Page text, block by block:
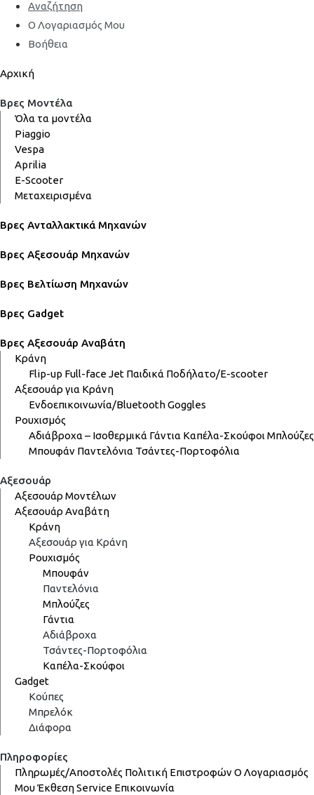
Αναζήτηση
Ο Λογαριασμός Μου
Βοήθεια
Αρχική
Βρες Μοντέλα
Όλα τα μοντέλα
Piaggio
Vespa
Aprilia
E-Scooter
Μεταχειρισμένα
Βρες Ανταλλακτικά Μηχανών
Βρες Αξεσουάρ Μηχανών
Βρες Βελτίωση Μηχανών
Βρες Gadget
Βρες Αξεσουάρ Αναβάτη
Κράνη
Flip-up Full-faceJet Παιδικά Ποδήλατο/E-scooter
Αξεσουάρ για Κράνη
Ενδοεπικοινωνία/BluetoothGoggles
Ρουχισμός
Αδιάβροχα – Ισοθερμικά Γάντια Καπέλα-Σκούφοι Μπλούζες
Μπουφάν Παντελόνια Τσάντες-Πορτοφόλια
Αξεσουάρ
Αξεσουάρ Μοντέλων
Αξεσουάρ Αναβάτη
Κράνη
Αξεσουάρ για Κράνη
Ρουχισμός
Μπουφάν
Παντελόνια
Μπλούζες
Γάντια
Αδιάβροχα
Τσάντες-Πορτοφόλια
Καπέλα-Σκούφοι
Gadget
Κούπες
Μπρελόκ
Διάφορα
Πληροφορίες
Πληρωμές/Αποστολές Πολιτική ΕπιστροφώνΟ Λογαριασμός
ΜουΈκθεσηService Επικοινωνία